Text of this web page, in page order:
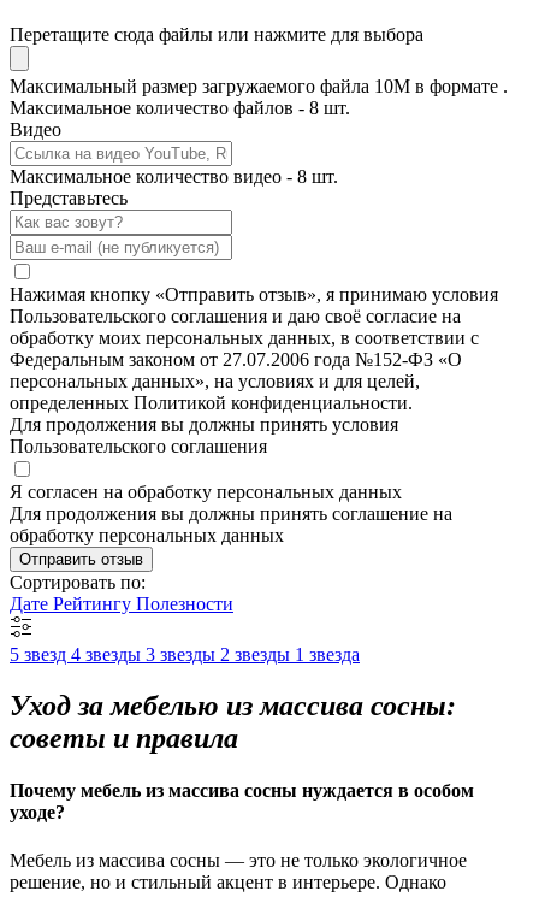
Перетащите сюда файлы или нажмите для выбора
Максимальный размер загружаемого файла 10M в формате .
Максимальное количество файлов - 8 шт.
Видео
Максимальное количество видео - 8 шт.
Представьтесь
Нажимая кнопку «Отправить отзыв», я принимаю условия
Пользовательского соглашения и даю своё согласие на
обработку моих персональных данных, в соответствии с
Федеральным законом от 27.07.2006 года №152-ФЗ «О
персональных данных», на условиях и для целей,
определенных Политикой конфиденциальности.
Для продолжения вы должны принять условия
Пользовательского соглашения
Я согласен на обработку персональных данных
Для продолжения вы должны принять соглашение на
обработку персональных данных
Отправить отзыв
Сортировать по:
Дате Рейтингу Полезности
5 звезд 4 звезды 3 звезды 2 звезды 1 звезда
Уход за мебелью из массива сосны:
советы и правила
Почему мебель из массива сосны нуждается в особом
уходе?
Мебель из массива сосны — это не только экологичное
решение, но и стильный акцент в интерьере. Однако